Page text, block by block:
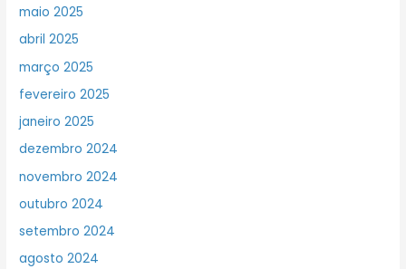
maio 2025
abril 2025
março 2025
fevereiro 2025
janeiro 2025
dezembro 2024
novembro 2024
outubro 2024
setembro 2024
agosto 2024